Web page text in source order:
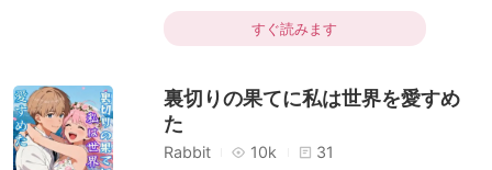
月ランキング
短編傑作
た。6年の後、彼女は大きな変貌を遂げて
人々を驚かせ、生まれ持った美しさで、傍ら
らしい子供はまだ6歳だが、凄腕のハッカー
だった。多くの独身富豪の個人情報を握り、
子供らしからぬ様子で彼女を見つめる。「マ
ベビー助攻
すぐ読みます
裏切りの果てに私は世界を愛すめ
た
Rabbit 10k
31